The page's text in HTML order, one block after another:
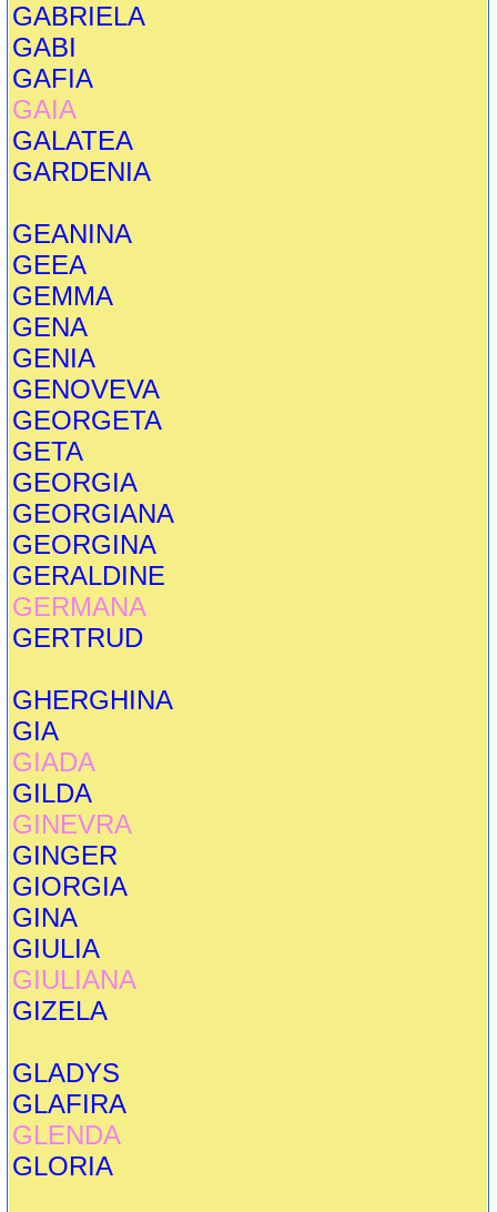
GABRIELA
GABI
GAFIA
GAIA
GALATEA
GARDENIA
GEANINA
GEEA
GEMMA
GENA
GENIA
GENOVEVA
GEORGETA
GETA
GEORGIA
GEORGIANA
GEORGINA
GERALDINE
GERMANA
GERTRUD
GHERGHINA
GIA
GIADA
GILDA
GINEVRA
GINGER
GIORGIA
GINA
GIULIA
GIULIANA
GIZELA
GLADYS
GLAFIRA
GLENDA
GLORIA